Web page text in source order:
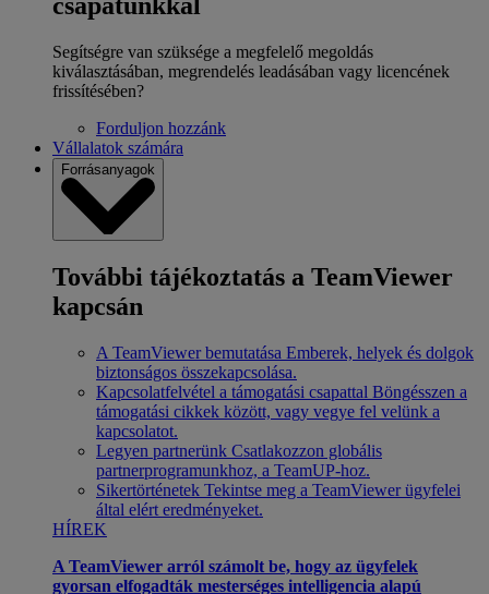
csapatunkkal
Segítségre van szüksége a megfelelő megoldás
kiválasztásában, megrendelés leadásában vagy licencének
frissítésében?
Forduljon hozzánk
Vállalatok számára
Forrásanyagok
További tájékoztatás a TeamViewer
kapcsán
A TeamViewer bemutatása Emberek, helyek és dolgok
biztonságos összekapcsolása.
Kapcsolatfelvétel a támogatási csapattal Böngésszen a
támogatási cikkek között, vagy vegye fel velünk a
kapcsolatot.
Legyen partnerünk Csatlakozzon globális
partnerprogramunkhoz, a TeamUP-hoz.
Sikertörténetek Tekintse meg a TeamViewer ügyfelei
által elért eredményeket.
HÍREK
A TeamViewer arról számolt be, hogy az ügyfelek
gyorsan elfogadták mesterséges intelligencia alapú